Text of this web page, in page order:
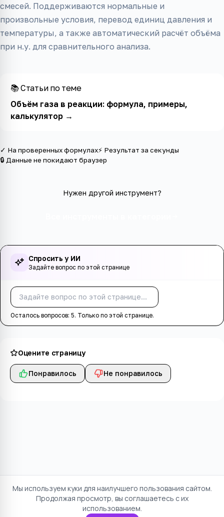
смесей. Поддерживаются нормальные и
произвольные условия, перевод единиц давления и
температуры, а также автоматический расчёт объёма
при н.у. для сравнительного анализа.
📚 Статьи по теме
Объём газа в реакции: формула, примеры,
калькулятор→
✓ На проверенных формулах⚡ Результат за секунды
🔒 Данные не покидают браузер
Нужен другой инструмент?
Спросить у ИИ
Задайте вопрос по этой странице
Осталось вопросов: 5. Только по этой странице.
Оцените страницу
Понравилось Не понравилось
Мы используем куки для наилучшего пользования сайтом.
Продолжая просмотр, вы соглашаетесь с их
использованием.